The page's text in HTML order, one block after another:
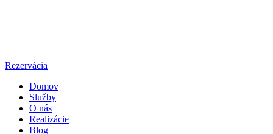
Rezervácia
Domov
Služby
O nás
Realizácie
Blog